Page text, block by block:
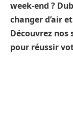
week-end ?
changer d’air
Découvrez nos
pour réussir